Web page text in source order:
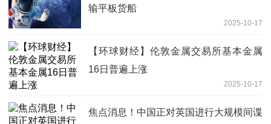
输平板货船
2025-10-17
【环球财经】伦敦金属交易所基本金属
16日普遍上涨
2025-10-17
焦点消息！中国正对英国进行大规模间谍